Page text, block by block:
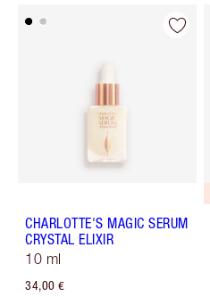
CHARLOTTE'S MAGIC SERUM
CRYSTAL ELIXIR
10 ml
34,00 €